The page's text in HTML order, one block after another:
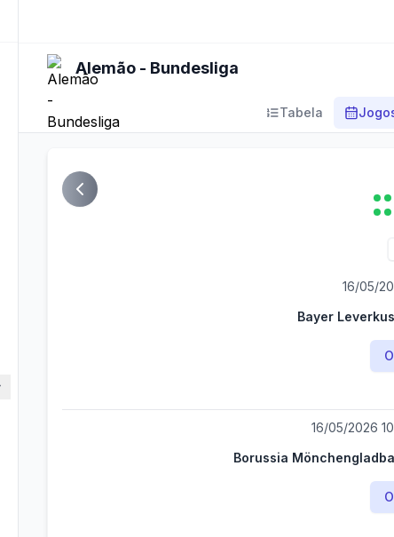
Alemão - Bundesliga
Tabela
16/05/
Bayer
16/05/2026
Borussia